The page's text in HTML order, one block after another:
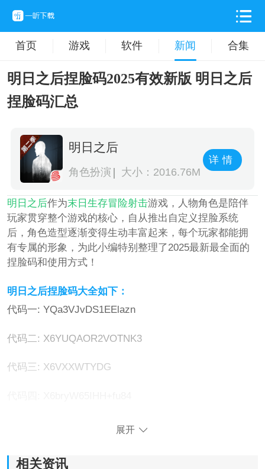
首页 游戏 软件 新闻 合集
明日之后捏脸码2025有效新版 明日之后
捏脸码汇总
明日之后
角色扮演 大小：2016.76M
详情
明日之后作为末日 生存冒险射击游戏，人物角色是陪伴
玩家贯穿整个游戏的核心，自从推出自定义捏脸系统
后，角色造型逐渐变得生动丰富起来，每个玩家都能拥
有专属的形象，为此小编特别整理了2025最新最全面的
捏脸码和使用方式！
明日之后捏脸码大全如下：
代码一: YQa3VJvDS1EElazn
代码二: X6YUQAOR2VOTNK3
代码三: X6VXXWTYDG
代码五: X9TlyZS6ThfXeTEQ
代码六: X6YHfYEkQgI2f35R
展开
相关资讯